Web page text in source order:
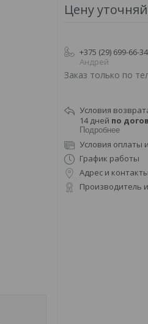
Цену
+375 (29) 699-66-34
Андрей
Заказ только по
14 дней по
Подробнее
Условия оплаты
График работы
Адрес и контакты
Производитель